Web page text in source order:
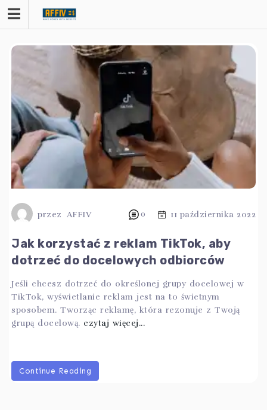
Przejdź
do
treści
przez AFFIV 0 11 października 2022
Jak korzystać z reklam TikTok, aby
dotrzeć do docelowych odbiorców
Jeśli chcesz dotrzeć do określonej grupy docelowej w
TikTok, wyświetlanie reklam jest na to świetnym
sposobem. Tworząc reklamę, która rezonuje z Twoją
grupą docelową. czytaj więcej...
Continue Reading